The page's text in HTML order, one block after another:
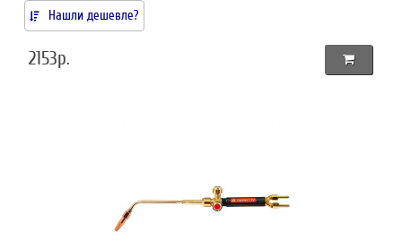
Нашли дешевле?
2153р.